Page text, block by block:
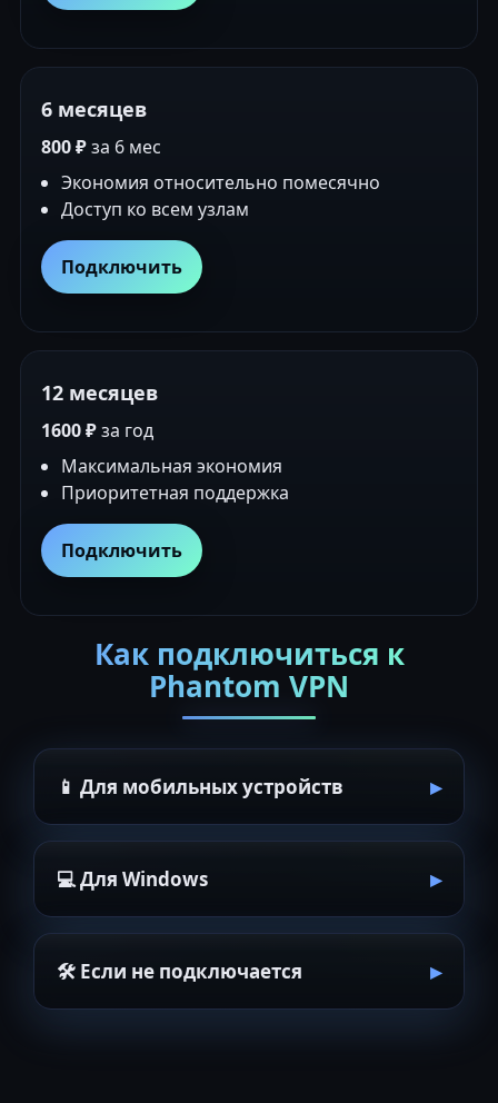
6 месяцев
800 ₽за 6 мес
Экономия относительно помесячно
Доступ ко всем узлам
Подключить
12 месяцев
1600 ₽за год
Максимальная экономия
Приоритетная поддержка
Подключить
Как подключиться к
Phantom VPN
📱 Для мобильных устройств
💻 Для Windows
🛠 Если не подключается